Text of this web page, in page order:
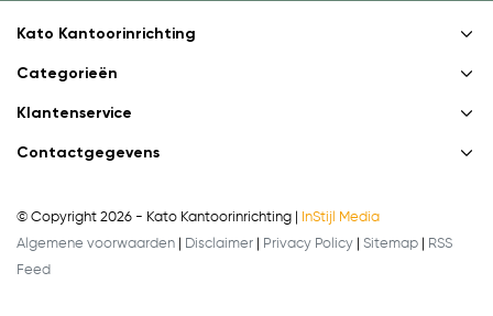
Kato Kantoorinrichting
Categorieën
Klantenservice
Contactgegevens
© Copyright 2026 - Kato Kantoorinrichting |
InStijl Media
Algemene voorwaarden
Disclaimer Privacy Policy Sitemap
RSS
Feed